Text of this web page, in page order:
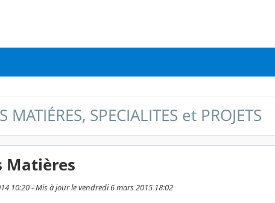
MATIÉRES, SPECIALITES et PROJETS
Matières
10:20 - Mis à jour le vendredi 6 mars 2015 18:02